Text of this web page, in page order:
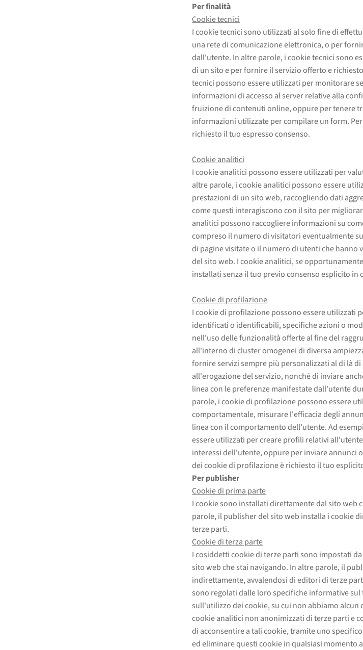
Per finalità
Cookie tecnici
I cookie tecnici sono utilizzati al solo fine di
una rete di comunicazione elettronica, o per
dall'utente. In altre parole, i cookie tecnici sono
di un sito e per fornire il servizio offerto e
tecnici possono essere utilizzati per monitorare
informazioni di accesso al server relative alla
fruizione di contenuti online, oppure per tenere
informazioni utilizzate per compilare un form.
richiesto il tuo espresso consenso.
Cookie analitici
I cookie analitici possono essere utilizzati per
altre parole, i cookie analitici possono essere
prestazioni di un sito web, raccogliendo dati
come questi interagiscono con il sito per
analitici possono raccogliere informazioni su
compreso il numero di visitatori eventualmente
di pagine visitate o il numero di utenti che hanno
del sito web. I cookie analitici, se
installati senza il tuo previo consenso esplicito
Cookie di profilazione
I cookie di profilazione possono essere utilizzati
identificati o identificabili, specifiche azioni o
nell'uso delle funzionalità offerte al fine del
all'interno di cluster omogenei di diversa
fornire servizi sempre più personalizzati al di là
all'erogazione del servizio, nonché di inviare
linea con le preferenze manifestate dall'utente
parole, i cookie di profilazione possono essere
comportamentale, misurare l'efficacia degli
linea con il comportamento dell'utente. Ad
essere utilizzati per creare profili relativi
interessi dell'utente, oppure per inviare annunci
dei cookie di profilazione è richiesto il tuo
Per publisher
Cookie di prima parte
I cookie sono installati direttamente dal sito web
parole, il publisher del sito web installa i cookie
terze parti.
Cookie di terza parte
I cosiddetti cookie di terze parti sono impostati
sito web che stai navigando. In altre parole, il
indirettamente, avvalendosi di editori di terze
sono regolati dalle loro specifiche informative
sull'utilizzo dei cookie, su cui non abbiamo
cookie analitici non anonimizzati di terze parti e
di acconsentire a tali cookie, tramite uno
ed eliminare questi cookie in qualsiasi momento